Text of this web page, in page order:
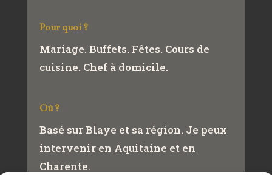
Pour quoi ?
Mariage. Buffets. Fêtes. Cours de
cuisine. Chef à domicile.
Où ?
Basé sur Blaye et sa région. Je peux
intervenir en Aquitaine et en
Charente.